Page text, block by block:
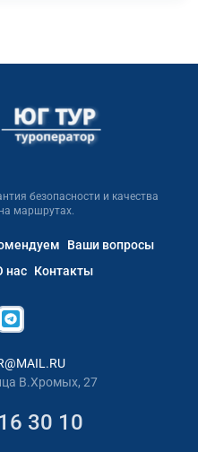
безопасности и качества
маршрутах.
Ваши вопросы
нас Контакты
В.Хромых, 27
30 10